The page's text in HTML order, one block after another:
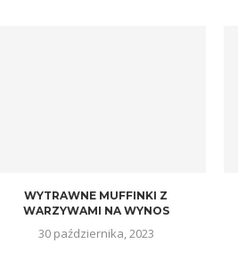
WYTRAWNE MUFFINKI Z
WARZYWAMI NA WYNOS
30 października, 2023